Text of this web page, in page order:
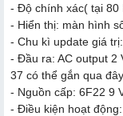
- Độ chính xác( tại 80
- Hiển thị: màn hình
- Chu kì update giá
- Đầu ra: AC output 2
37 có thể gắn qua đây
- Nguồn cấp: 6F22 9
- Điều kiện hoạt